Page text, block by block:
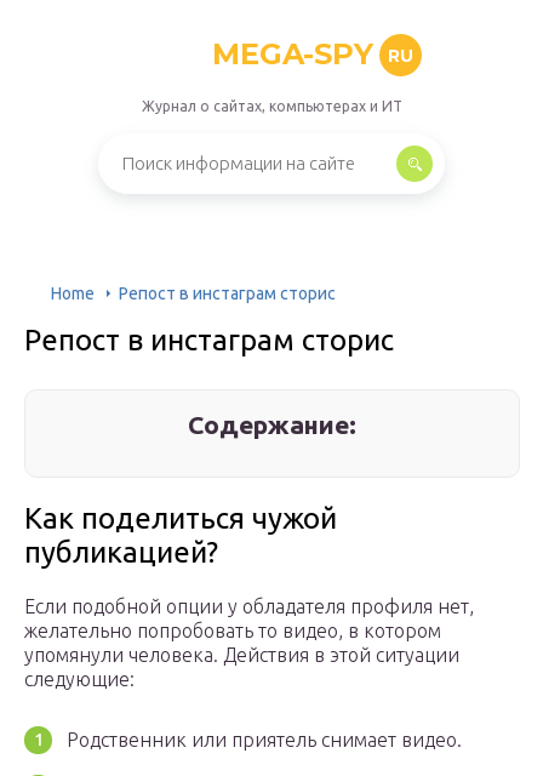
MEGA-SPY RU
Журнал о сайтах, компьютерах и ИТ
Home Репост в инстаграм сторис
Репост в инстаграм сторис
Содержание:
Как поделиться чужой
публикацией?
Если подобной опции у обладателя профиля нет,
желательно попробовать то видео, в котором
упомянули человека. Действия в этой ситуации
следующие:
Родственник или приятель снимает видео.